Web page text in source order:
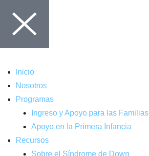
Inicio
Nosotros
Programas
Ingreso y Apoyo para las Familias
Apoyo en la Primera Infancia
Recursos
Sobre el Síndrome de Down